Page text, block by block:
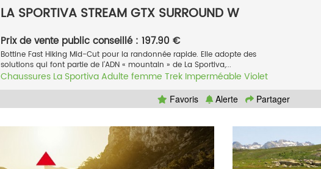
LA SPORTIVA STREAM GTX SURROUND W
Prix de vente public conseillé : 197.90 €
Bottine Fast Hiking Mid-Cut pour la randonnée rapide. Elle adopte des
solutions qui font partie de l’ADN « mountain » de La Sportiva,...
Chaussures La SportivaAdulte femme Trek Imperméable Violet
Favoris Alerte Partager